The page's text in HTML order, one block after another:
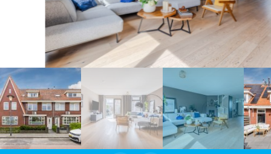
– Karperstraat 118, 1432 PB –